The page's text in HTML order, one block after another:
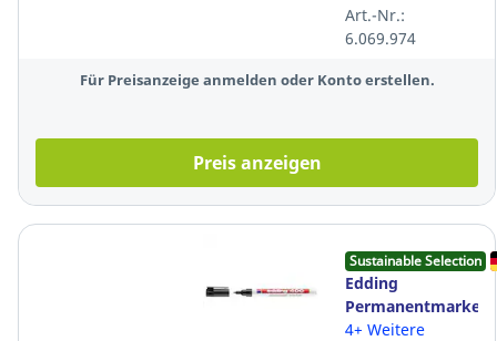
Art.-Nr.:
6.069.974
Für Preisanzeige anmelden oder Konto erstellen.
Preis anzeigen
Sustainable Selection
Edding
Permanentmarker
400, Rundspitze,
4+ Weitere